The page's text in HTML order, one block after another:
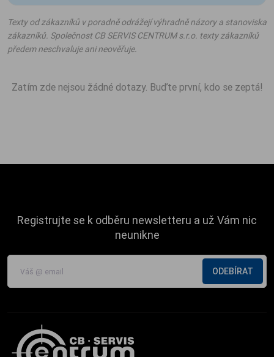
Texty od zákazníků v poradně odrážejí výhradně názory a stanoviska
zákazníků. Společnost CB SERVIS CENTRUM s.r.o. texty zákazníků
předem neschvaluje ani neověřuje.
Zatím zde nejsou žádné dotazy. Buďte první, kdo se zeptá!
Registrujte se k odběru newsletteru a už Vám nic
neunikne
ODEBÍRAT